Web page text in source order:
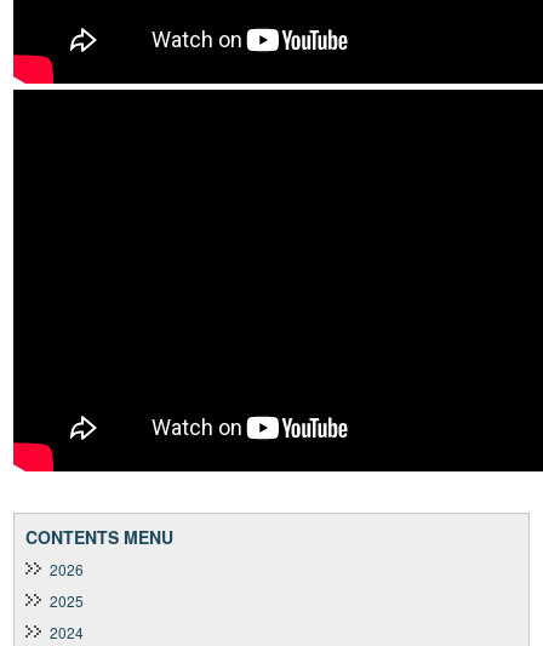
CONTENTS MENU
2026
2025
2024